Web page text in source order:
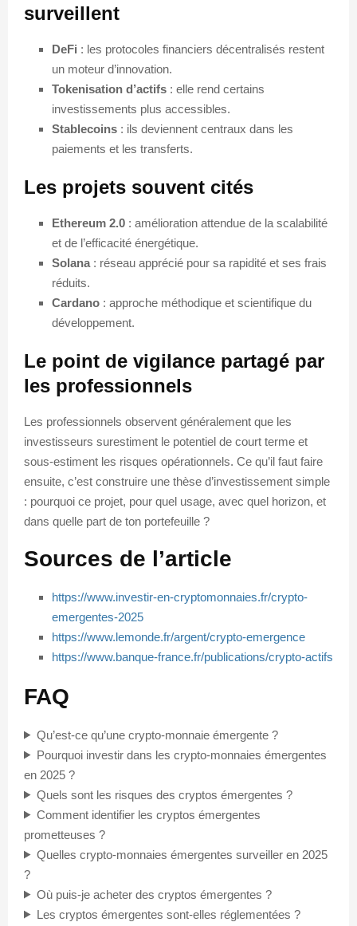
surveillent
DeFi : les protocoles financiers décentralisés restent
un moteur d’innovation.
Tokenisation d’actifs : elle rend certains
investissements plus accessibles.
Stablecoins : ils deviennent centraux dans les
paiements et les transferts.
Les projets souvent cités
Ethereum 2.0 : amélioration attendue de la scalabilité
et de l’efficacité énergétique.
Solana : réseau apprécié pour sa rapidité et ses frais
réduits.
Cardano : approche méthodique et scientifique du
développement.
Le point de vigilance partagé par
les professionnels
Les professionnels observent généralement que les
investisseurs surestiment le potentiel de court terme et
sous-estiment les risques opérationnels. Ce qu’il faut faire
ensuite, c’est construire une thèse d’investissement simple
: pourquoi ce projet, pour quel usage, avec quel horizon, et
dans quelle part de ton portefeuille ?
Sources de l’article
https://www.investir-en-cryptomonnaies.fr/crypto-
emergentes-2025
https://www.lemonde.fr/argent/crypto-emergence
https://www.banque-france.fr/publications/crypto-actifs
FAQ
Qu’est-ce qu’une crypto-monnaie émergente ?
Pourquoi investir dans les crypto-monnaies émergentes
en 2025 ?
Quels sont les risques des cryptos émergentes ?
Comment identifier les cryptos émergentes
prometteuses ?
Quelles crypto-monnaies émergentes surveiller en 2025
?
Où puis-je acheter des cryptos émergentes ?
Les cryptos émergentes sont-elles réglementées ?